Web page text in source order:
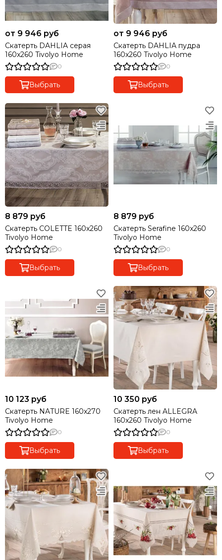
от 9 946 руб
Скатерть DAHLIA серая
160x260 Tivolyo Home
0
Выбрать
от 9 946 руб
Скатерть DAHLIA пудра
160x260 Tivolyo Home
0
Выбрать
8 879 руб
Скатерть COLETTE 160x260
Tivolyo Home
0
Выбрать
8 879 руб
Скатерть Serafine 160x260
Tivolyo Home
0
Выбрать
10 123 руб
Скатерть NATURE 160x270
Tivolyo Home
0
Выбрать
10 350 руб
Скатерть лен ALLEGRA
160x260 Tivolyo Home
0
Выбрать